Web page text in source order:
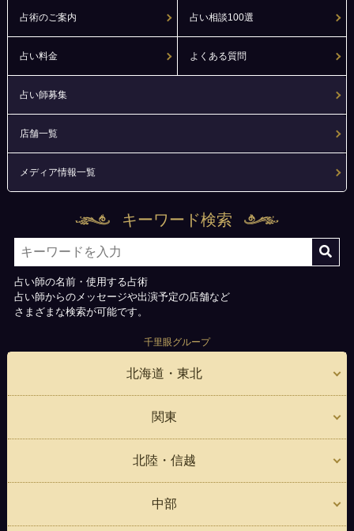
占術のご案内 占い相談100選
占い料金 よくある質問
占い師募集
店舗一覧
メディア情報一覧
キーワード検索
占い師の名前・使用する占術
占い師からのメッセージや出演予定の店舗など
さまざまな検索が可能です。
千里眼グループ
北海道・東北
関東
北陸・信越
中部